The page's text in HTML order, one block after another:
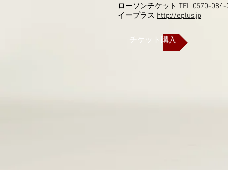
ローソンチケット TEL 0570-
イープラス http://eplus.jp
チケット購入